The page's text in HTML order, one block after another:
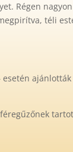
Régen
téli
esetén